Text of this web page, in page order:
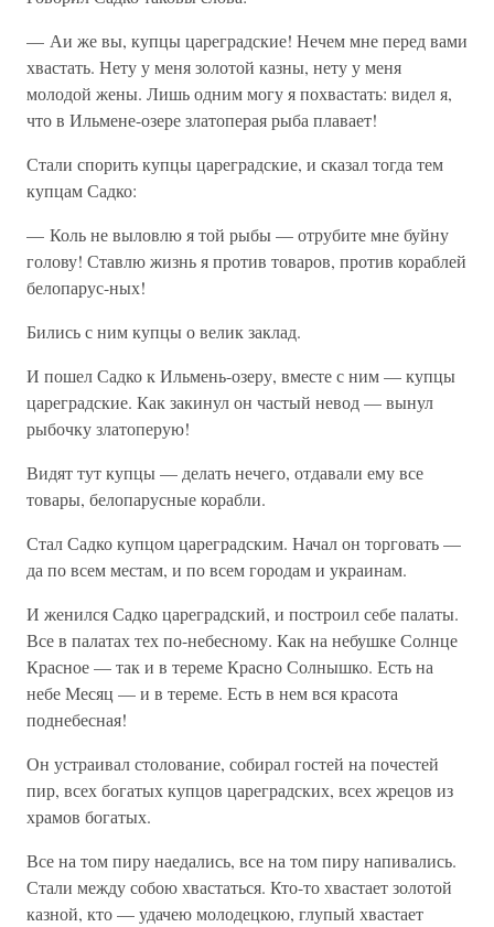
— Аи же вы, купцы цареградские! Нечем мне перед вами
хвастать. Нету у меня золотой казны, нету у меня
молодой жены. Лишь одним могу я похвастать: видел я,
что в Ильмене-озере златоперая рыба плавает!
Стали спорить купцы цареградские, и сказал тогда тем
купцам Садко:
— Коль не выловлю я той рыбы — отрубите мне буйну
голову! Ставлю жизнь я против товаров, против кораблей
белопарус-ных!
Бились с ним купцы о велик заклад.
И пошел Садко к Ильмень-озеру, вместе с ним — купцы
цареградские. Как закинул он частый невод — вынул
рыбочку златоперую!
Видят тут купцы — делать нечего, отдавали ему все
товары, белопарусные корабли.
Стал Садко купцом цареградским. Начал он торговать —
да по всем местам, и по всем городам и украинам.
И женился Садко цареградский, и построил себе палаты.
Все в палатах тех по-небесному. Как на небушке Солнце
Красное — так и в тереме Красно Солнышко. Есть на
небе Месяц — и в тереме. Есть в нем вся красота
поднебесная!
Он устраивал столование, собирал гостей на почестей
пир, всех богатых купцов цареградских, всех жрецов из
храмов богатых.
Все на том пиру наедались, все на том пиру напивались.
Стали между собою хвастаться. Кто-то хвастает золотой
казной, кто — удачею молодецкою, глупый хвастает